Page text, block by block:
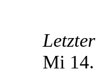
Mi 14.